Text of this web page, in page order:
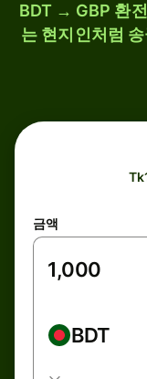
BDT → GBP 환
는 현지인처럼
금액
BDT